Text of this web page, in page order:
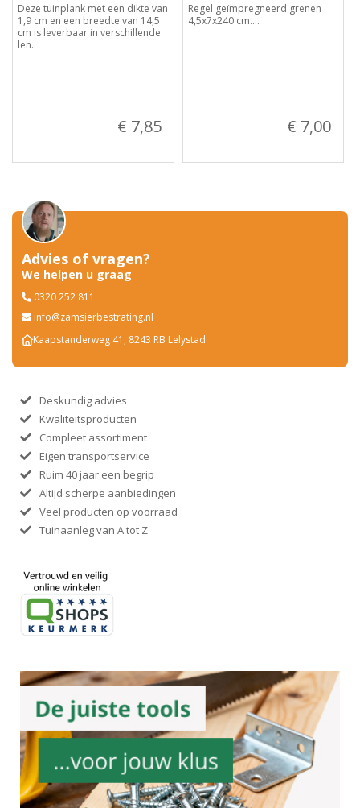
Deze tuinplank met een dikte van
1,9 cm en een breedte van 14,5
cm is leverbaar in verschillende
len..
€ 7,85
Regel geïmpregneerd grenen
4,5x7x240 cm....
€ 7,00
Advies of vragen?
We helpen u graag
0320 252 811
info@zamsierbestrating.nl
Kaapstanderweg 41, 8243 RB Lelystad
Deskundig advies
Kwaliteitsproducten
Compleet assortiment
Eigen transportservice
Ruim 40 jaar een begrip
Altijd scherpe aanbiedingen
Veel producten op voorraad
Tuinaanleg van A tot Z